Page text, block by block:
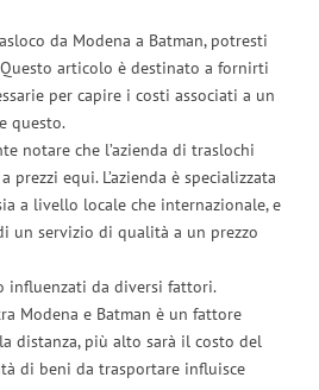
da Modena a Batman, potresti
articolo è destinato a fornirti
per capire i costi associati a un
questo.
notare che l’azienda di traslochi
equi. L’azienda è specializzata
a livello locale che internazionale, e
un servizio di qualità a un prezzo
influenzati da diversi fattori.
Modena e Batman è un fattore
distanza, più alto sarà il costo del
di beni da trasportare influisce